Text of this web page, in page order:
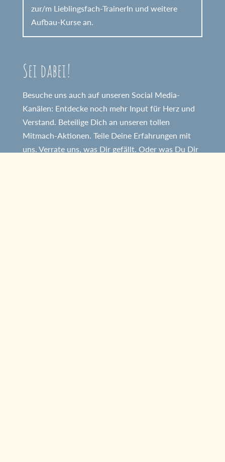
zur/m Lieblingsfach-TrainerIn und weitere
Aufbau-Kurse an.
Sei dabei!
Besuche uns auch auf unseren Social Media-
Kanälen: Entdecke noch mehr Input für Herz und
Verstand. Beteilige Dich an unseren tollen
Mitmach-Aktionen. Teile Deine Erfahrungen mit
uns. Verrate uns, was Dir gefällt. Oder was Du Dir